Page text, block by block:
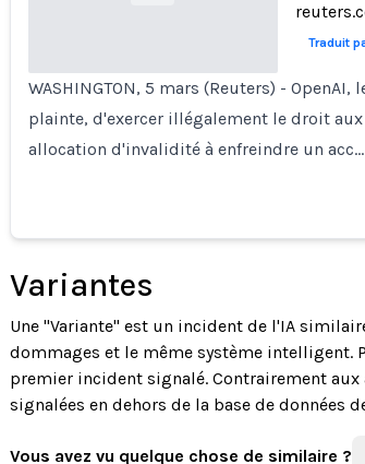
Traduit
WASHINGTON, 5 mars (Reuters) -
plainte, d'exercer illégalement le droit
allocation d'invalidité à enfreindre un acc…
Variantes
Une "Variante" est un incident de l'IA
dommages et le même système intelligent.
premier incident signalé. Contrairement
signalées en dehors de la base de données
Vous avez vu quelque chose de similaire ?